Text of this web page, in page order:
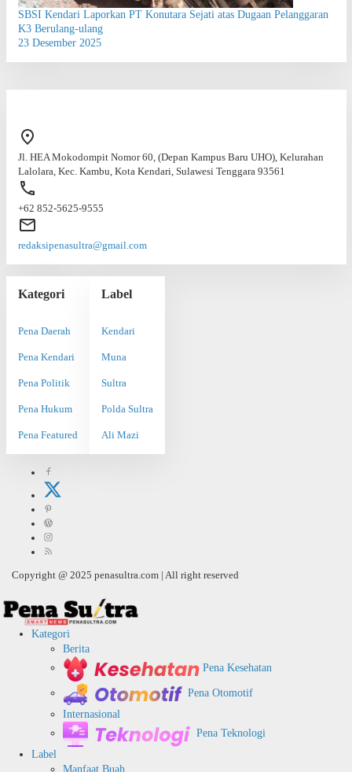
SBSI Kendari Laporkan PT Konutara Sejati atas Dugaan Pelanggaran
K3 Berulang-ulang
23 Desember 2025
Jl. HEA Mokodompit Nomor 60, (Depan Kampus Baru UHO), Kelurahan
Lalolara, Kec. Kambu, Kota Kendari, Sulawesi Tenggara 93561
+62 852-5625-9555
redaksipenasultra@gmail.com
Kategori
Pena Daerah
Pena Kendari
Pena Politik
Pena Hukum
Pena Featured
Label
Kendari
Muna
Sultra
Polda Sultra
Ali Mazi
Copyright @ 2025 penasultra.com | All right reserved
Kategori
Berita
Pena Kesehatan
Pena Otomotif
Internasional
Pena Teknologi
Label
Manfaat Buah